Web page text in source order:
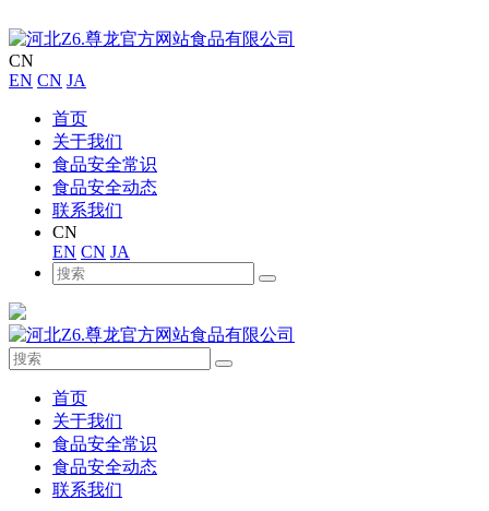
CN
EN CN JA
首页
关于我们
食品安全常识
食品安全动态
联系我们
CN
EN CN JA
首页
关于我们
食品安全常识
食品安全动态
联系我们